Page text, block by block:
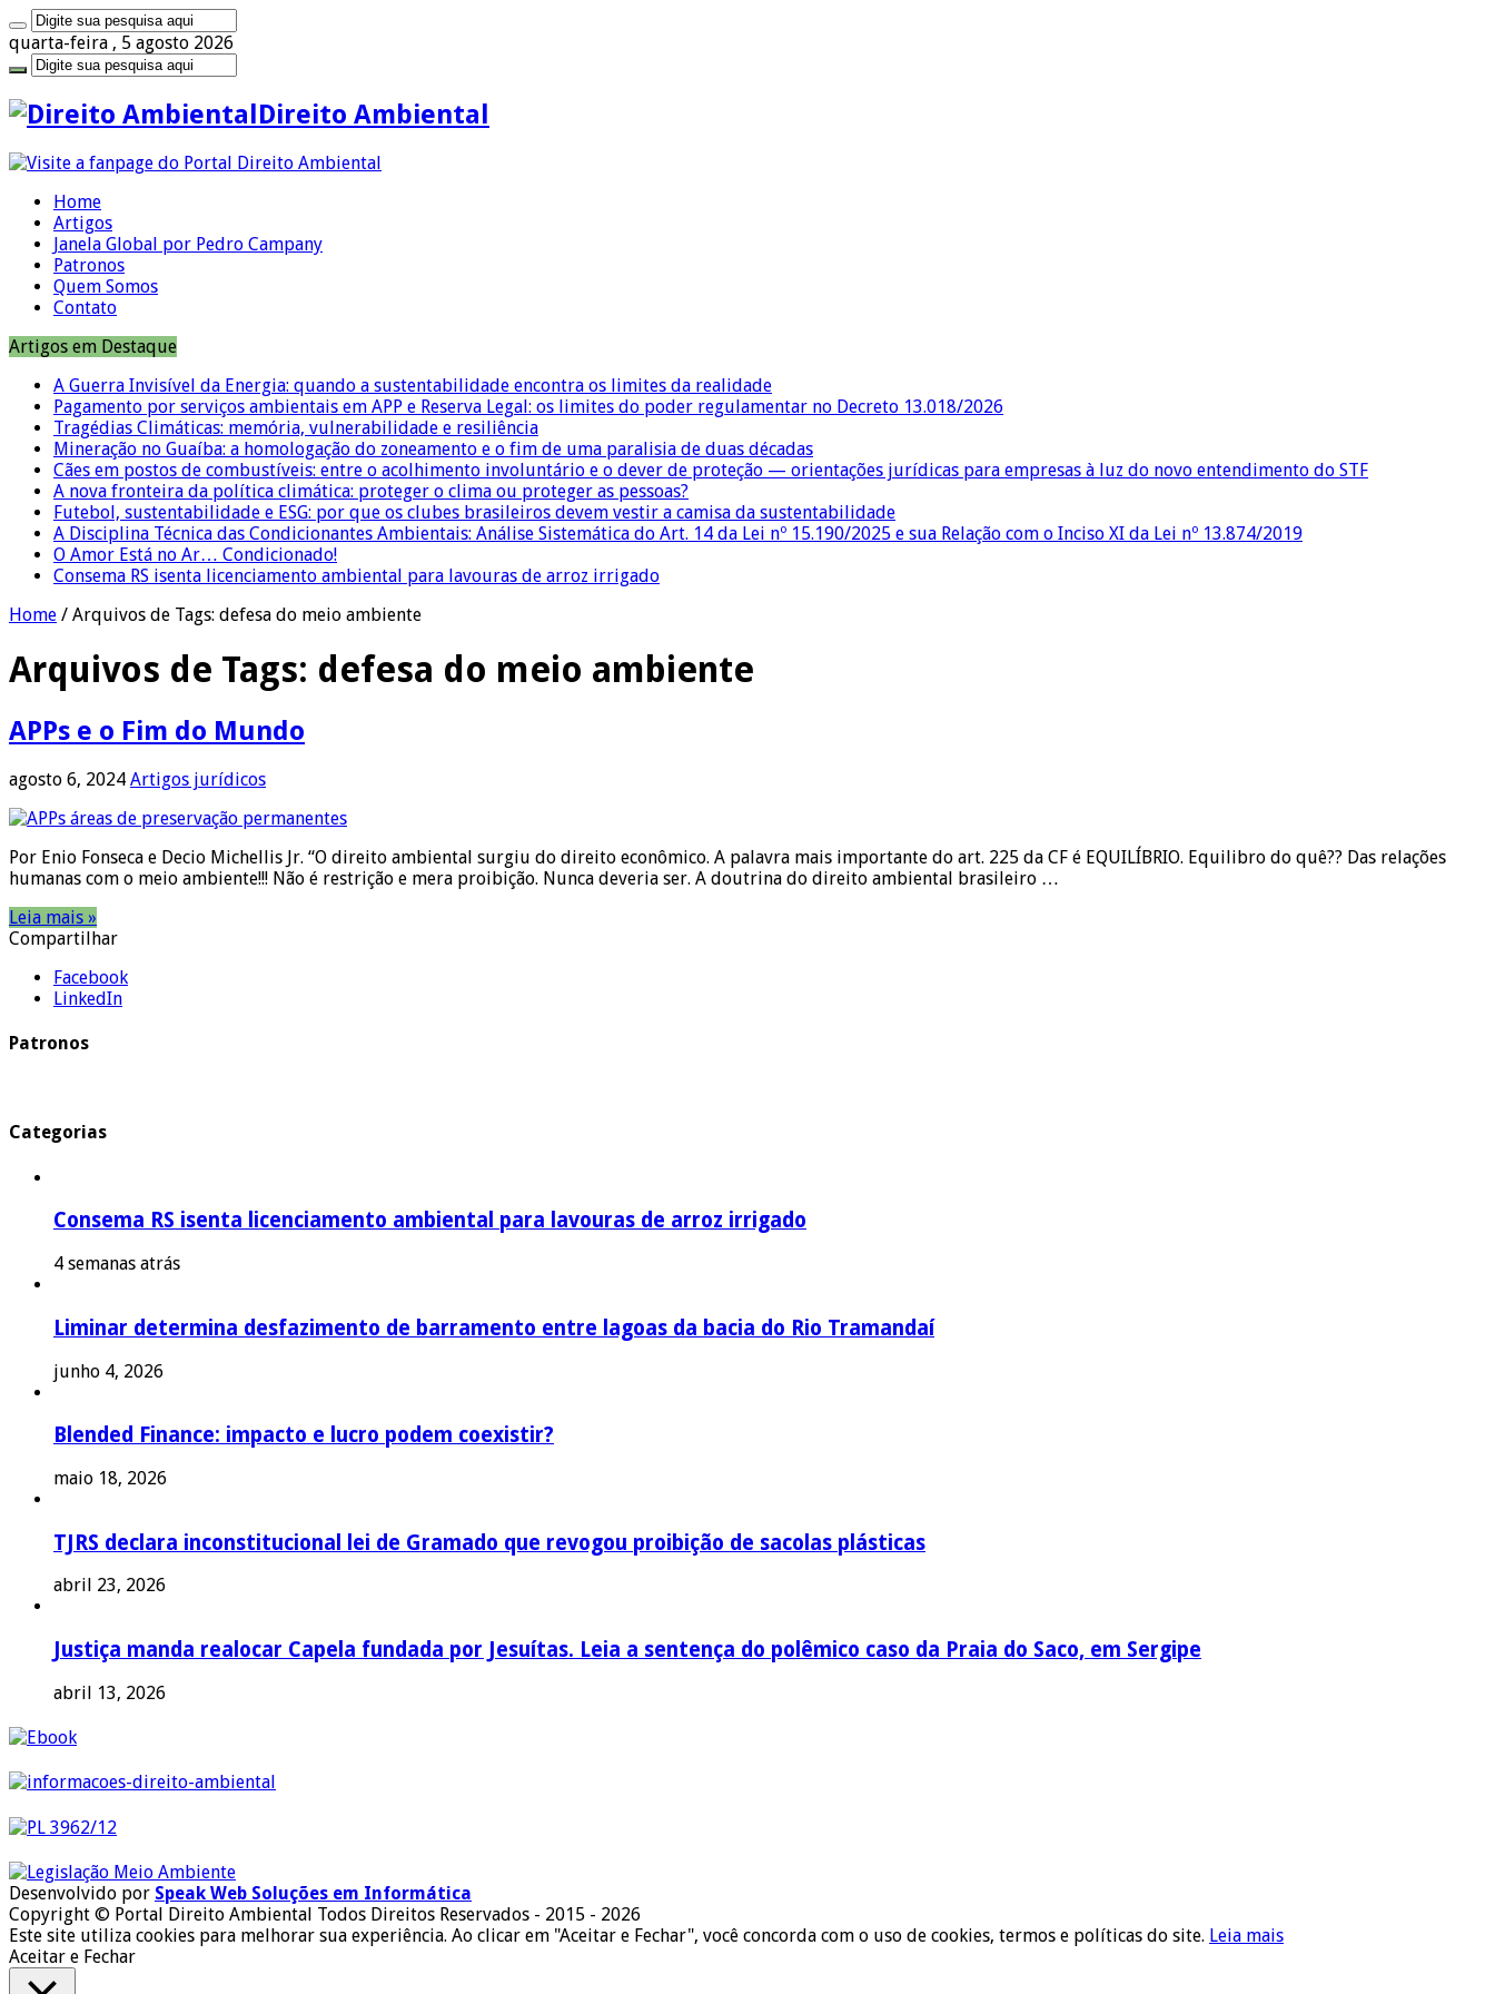
quarta-feira , 5 agosto 2026
Direito Ambiental
Home
Artigos
Janela Global por Pedro Campany
Patronos
Quem Somos
Contato
Artigos em Destaque
A Guerra Invisível da Energia: quando a sustentabilidade encontra os limites da realidade
Pagamento por serviços ambientais em APP e Reserva Legal: os limites do poder regulamentar no Decreto 13.018/2026
Tragédias Climáticas: memória, vulnerabilidade e resiliência
Mineração no Guaíba: a homologação do zoneamento e o fim de uma paralisia de duas décadas
Cães em postos de combustíveis: entre o acolhimento involuntário e o dever de proteção — orientações jurídicas para empresas à luz do novo entendimento do STF
A nova fronteira da política climática: proteger o clima ou proteger as pessoas?
Futebol, sustentabilidade e ESG: por que os clubes brasileiros devem vestir a camisa da sustentabilidade
A Disciplina Técnica das Condicionantes Ambientais: Análise Sistemática do Art. 14 da Lei nº 15.190/2025 e sua Relação com o Inciso XI da Lei nº 13.874/2019
O Amor Está no Ar… Condicionado!
Consema RS isenta licenciamento ambiental para lavouras de arroz irrigado
Home / Arquivos de Tags: defesa do meio ambiente
Arquivos de Tags: defesa do meio ambiente
APPs e o Fim do Mundo
agosto 6, 2024 Artigos jurídicos
Por Enio Fonseca e Decio Michellis Jr. “O direito ambiental surgiu do direito econômico. A palavra mais importante do art. 225 da CF é EQUILÍBRIO. Equilibro do quê?? Das relações
humanas com o meio ambiente!!! Não é restrição e mera proibição. Nunca deveria ser. A doutrina do direito ambiental brasileiro …
Leia mais »
Compartilhar
Facebook
LinkedIn
Patronos
Categorias
Consema RS isenta licenciamento ambiental para lavouras de arroz irrigado
4 semanas atrás
Liminar determina desfazimento de barramento entre lagoas da bacia do Rio Tramandaí
junho 4, 2026
Blended Finance: impacto e lucro podem coexistir?
maio 18, 2026
TJRS declara inconstitucional lei de Gramado que revogou proibição de sacolas plásticas
abril 23, 2026
Justiça manda realocar Capela fundada por Jesuítas. Leia a sentença do polêmico caso da Praia do Saco, em Sergipe
abril 13, 2026
Desenvolvido por Speak Web Soluções em Informática
Copyright © Portal Direito Ambiental Todos Direitos Reservados - 2015 - 2026
Este site utiliza cookies para melhorar sua experiência. Ao clicar em "Aceitar e Fechar", você concorda com o uso de cookies, termos e políticas do site. Leia mais
Aceitar e Fechar